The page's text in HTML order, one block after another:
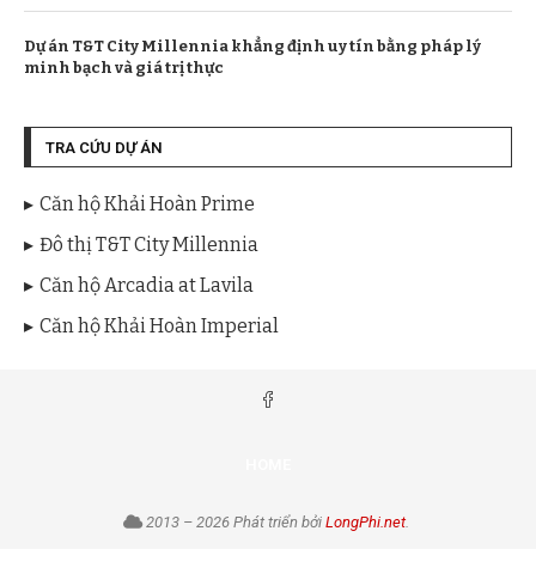
Dự án T&T City Millennia khẳng định uy tín bằng pháp lý
minh bạch và giá trị thực
TRA CỨU DỰ ÁN
Căn hộ Khải Hoàn Prime
Đô thị T&T City Millennia
Căn hộ Arcadia at Lavila
Căn hộ Khải Hoàn Imperial
2013 – 2026 Phát triển bởi LongPhi.net.